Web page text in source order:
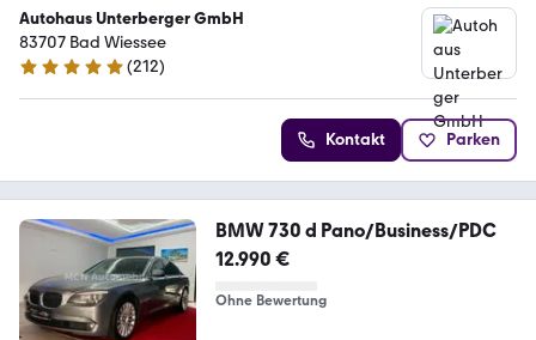
Autohaus Unterberger GmbH
83707 Bad Wiessee
4.8 Sterne
(212)
Kontakt Parken
BMW 730 d Pano/Business/PDC
12.990 €
Ohne Bewertung